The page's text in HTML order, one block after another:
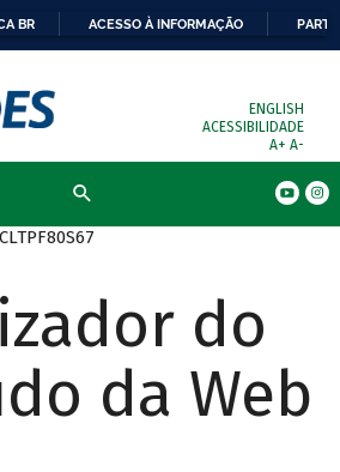
BR ACESSO À INFORMAÇÃO
ENGLISH
ACESSIBILIDADE
A+ A-
do
da Web